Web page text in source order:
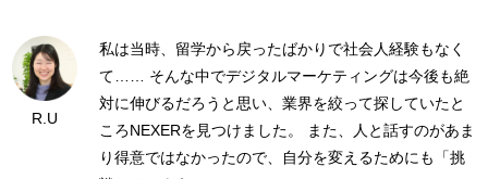
R.U
私は当時、留学から戻ったばかりで社会人経験もなく
て…… そんな中でデジタルマーケティングは今後も絶
対に伸びるだろうと思い、業界を絞って探していたと
ころNEXERを見つけました。 また、人と話すのがあま
り得意ではなかったので、自分を変えるためにも「挑